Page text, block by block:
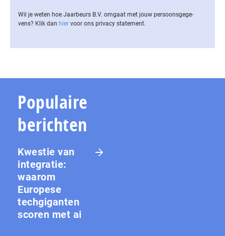
Wil je weten hoe Jaarbeurs B.V. omgaat met jouw per­soons­ge­ge­
vens? Klik dan hier voor ons privacy statement.
Populaire
berichten
Kwestie van
integratie:
waarom
Europese
techgiganten
scoren met ai